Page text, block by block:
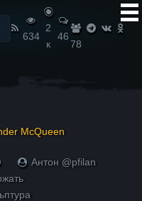
634
2
к
46
78
McQueen
Антон @pfilan